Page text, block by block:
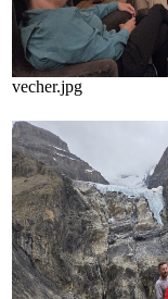
vecher.jpg